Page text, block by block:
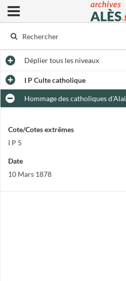
Archives
Ouvrir le menu déroulant
Dépliertous les niveaux
I P Culte catholique
Hommage des catholiques
Cote/Cotes extrêmes
I P 5
Date
10 Mars 1878